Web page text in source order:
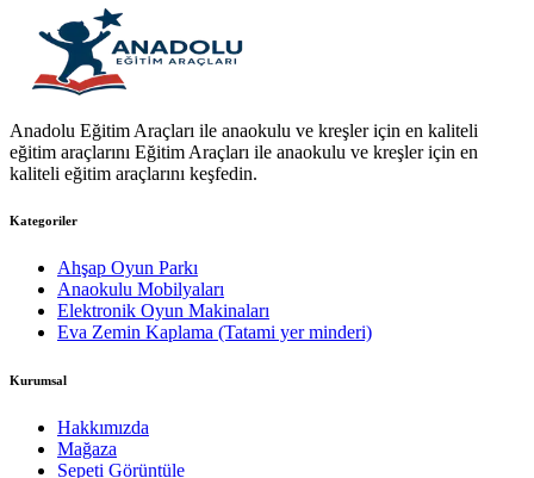
Anadolu Eğitim Araçları ile anaokulu ve kreşler için en kaliteli
eğitim araçlarını Eğitim Araçları ile anaokulu ve kreşler için en
kaliteli eğitim araçlarını keşfedin.
Kategoriler
Ahşap Oyun Parkı
Anaokulu Mobilyaları
Elektronik Oyun Makinaları
Eva Zemin Kaplama (Tatami yer minderi)
Kurumsal
Hakkımızda
Mağaza
Sepeti Görüntüle